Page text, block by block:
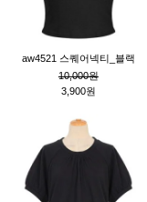
aw4521 스퀘어넥티_블랙
10,000원
3,900원